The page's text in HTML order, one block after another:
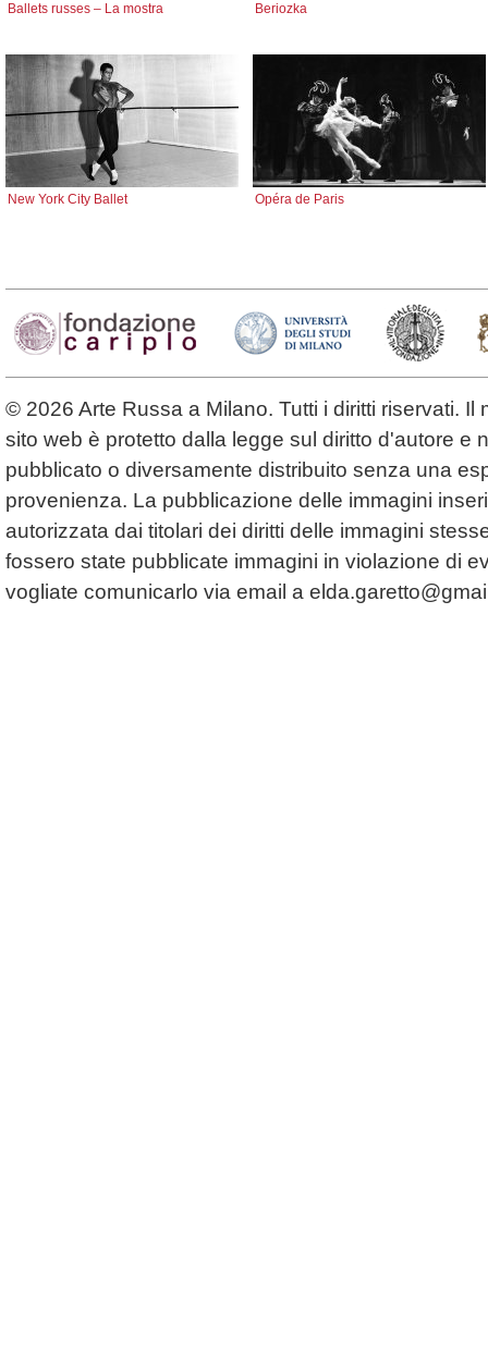
Ballets russes – La mostra Beriozka
New York City Ballet Opéra de Paris
© 2026 Arte Russa a Milano. Tutti i diritti riservati. Il
sito web è protetto dalla legge sul diritto d'autore e
pubblicato o diversamente distribuito senza una
provenienza. La pubblicazione delle immagini
autorizzata dai titolari dei diritti delle immagini
fossero state pubblicate immagini in violazione di
vogliate comunicarlo via email a